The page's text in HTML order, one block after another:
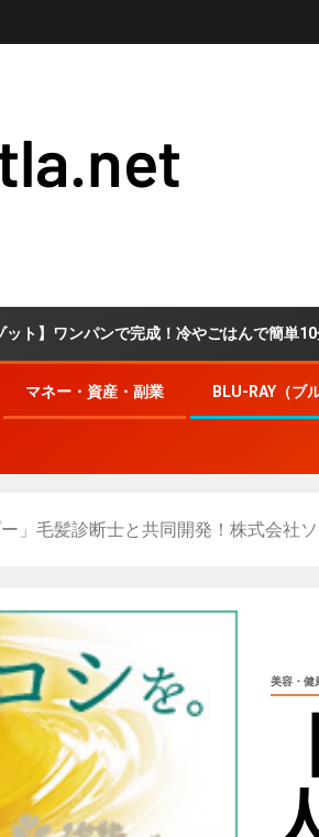
で完成！冷やごはんで簡単10分♪
マネー・資産・副業 BLU-RAY（ブ
」毛髪診断士と共同開発！株式会社
美容・健